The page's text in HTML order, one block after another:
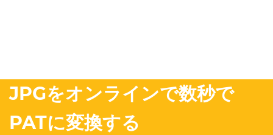
JPGをオンラインで数秒で
PATに変換する